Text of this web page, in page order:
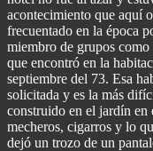
acontecimiento que aquí
frecuentado en la época
miembro de grupos
que encontró en la
septiembre del 73. Esa
solicitada y es la más
construido en el jardín en
mecheros, cigarros y lo
dejó un trozo de un